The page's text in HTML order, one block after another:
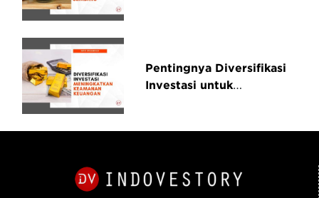
Pentingnya Diversifikasi
Investasi untuk